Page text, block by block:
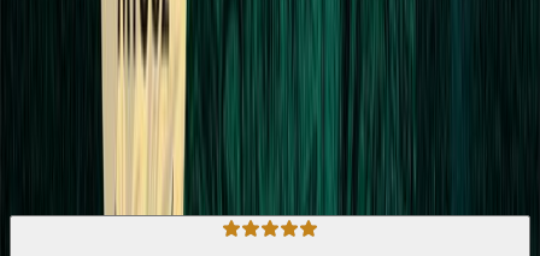
Ιστορία
Η γνώμη των ακροατών
★ 4.5 /5 Βαθμολογία βιβλίου